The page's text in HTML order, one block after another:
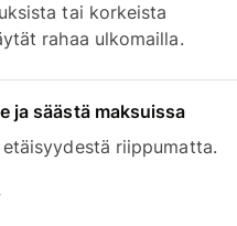
tai korkeista
rahaa ulkomailla.
ja säästä maksuissa
riippumatta.